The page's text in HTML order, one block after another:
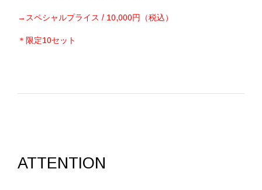
→スペシャルプライス / 10,000円（税込）
＊限定10セット
ATTENTION